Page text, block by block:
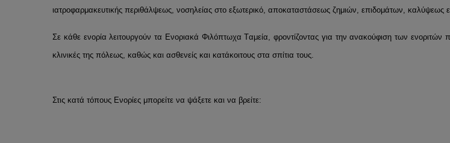
ιατροφαρμακευτικής περιθάλψεως, νοσηλείας στο εξωτερικό, αποκαταστάσεως ζημιών, επιδομάτων, καλύψεως
Σε κάθε ενορία λειτουργούν τα Eνοριακά Φιλόπτωχα Tαμεία, φροντίζοντας για την ανακούφιση των ενοριτών
κλινικές της πόλεως, καθώς και ασθενείς και κατάκοιτους στα σπίτια τους.
Στις κατά τόπους Ενορίες μπορείτε να ψάξετε και να βρείτε: